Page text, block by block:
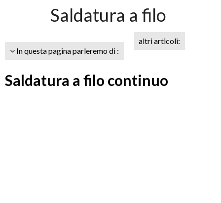
Saldatura a filo
In questa pagina parleremo di :
altri articoli:
Saldatura a filo continuo